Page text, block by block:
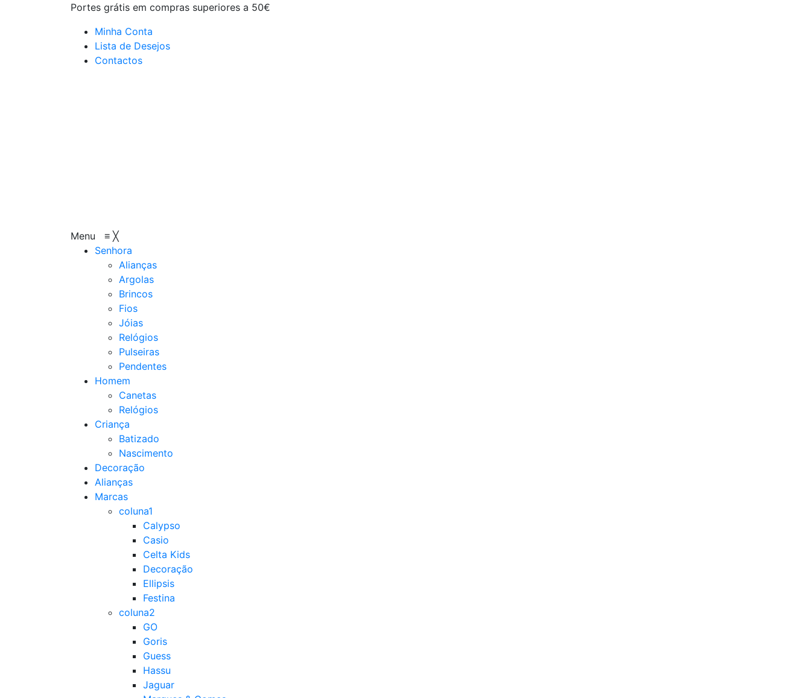
Portes grátis em compras superiores a 50€
Minha Conta
Lista de Desejos
Contactos
Menu ≡ ╳
Senhora
Alianças
Argolas
Brincos
Fios
Jóias
Relógios
Pulseiras
Pendentes
Homem
Canetas
Relógios
Criança
Batizado
Nascimento
Decoração
Alianças
Marcas
coluna1
Calypso
Casio
Celta Kids
Decoração
Ellipsis
Festina
coluna2
GO
Goris
Guess
Hassu
Jaguar